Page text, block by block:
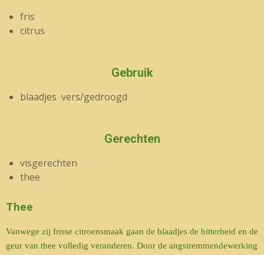
fris
citrus
Gebruik
blaadjes vers/gedroogd
Gerechten
visgerechten
thee
Thee
Vanwege zij frisse citroensmaak gaan de blaadjes de bitterheid en de
geur van thee volledig veranderen. Door de angstremmendewerking